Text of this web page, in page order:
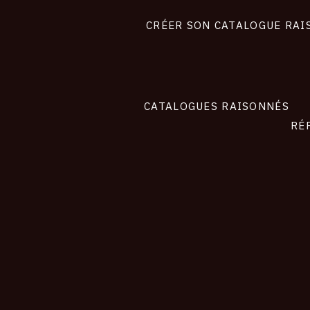
CRÉER SON CATALOGUE
CATALOGUES RAISONNÉS